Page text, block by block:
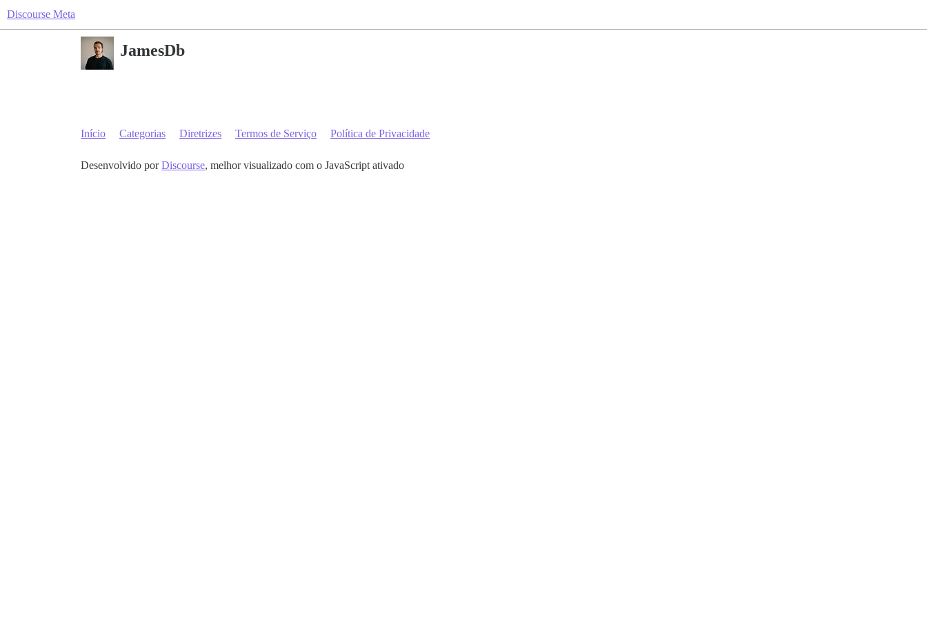
Discourse Meta
JamesDb
Início Categorias Diretrizes Termos de Serviço Política de Privacidade
Desenvolvido porDiscourse, melhor visualizado com o JavaScript ativado